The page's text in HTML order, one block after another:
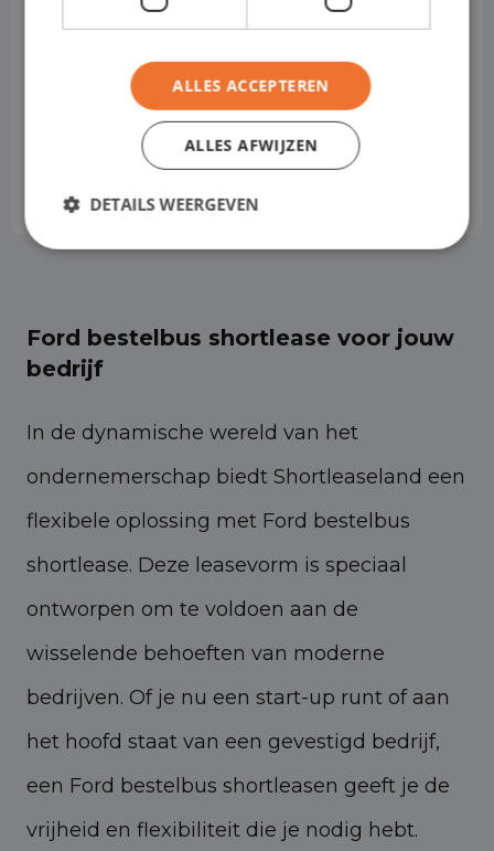
Handgeschakeld
Prijs obv standaard uitvoering
vanaf € 669
Ford bestelbus shortlease voor jouw
bedrijf
In de dynamische wereld van het
ondernemerschap biedt Shortleaseland een
flexibele oplossing met Ford bestelbus
shortlease. Deze leasevorm is speciaal
ontworpen om te voldoen aan de
wisselende behoeften van moderne
bedrijven. Of je nu een start-up runt of aan
het hoofd staat van een gevestigd bedrijf,
een Ford bestelbus shortleasen geeft je de
vrijheid en flexibiliteit die je nodig hebt.
ALLES ACCEPTEREN
ALLES AFWIJZEN
DETAILS WEERGEVEN